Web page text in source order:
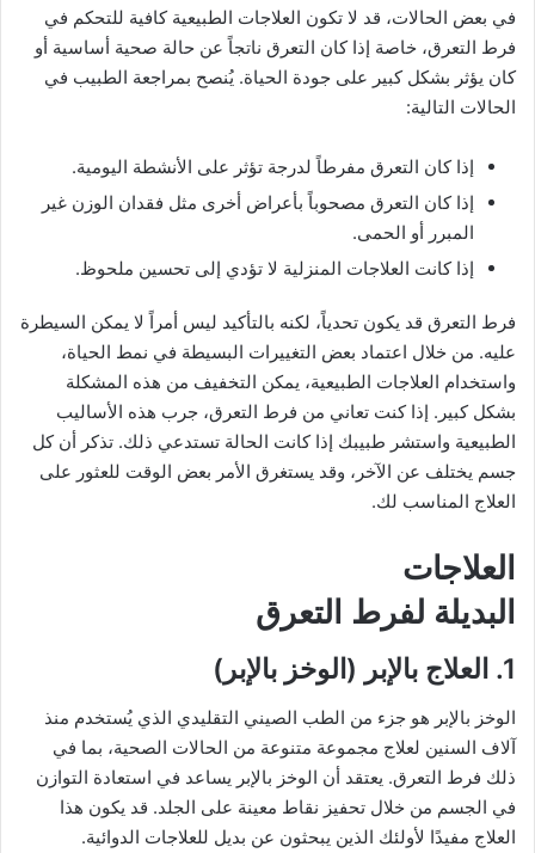
في بعض الحالات، قد لا تكون العلاجات الطبيعية كافية للتحكم في
فرط التعرق، خاصة إذا كان التعرق ناتجاً عن حالة صحية أساسية أو
كان يؤثر بشكل كبير على جودة الحياة. يُنصح بمراجعة الطبيب في
الحالات التالية:
إذا كان التعرق مفرطاً لدرجة تؤثر على الأنشطة اليومية.
إذا كان التعرق مصحوباً بأعراض أخرى مثل فقدان الوزن غير
المبرر أو الحمى.
إذا كانت العلاجات المنزلية لا تؤدي إلى تحسين ملحوظ.
فرط التعرق قد يكون تحدياً، لكنه بالتأكيد ليس أمراً لا يمكن السيطرة
عليه. من خلال اعتماد بعض التغييرات البسيطة في نمط الحياة،
واستخدام العلاجات الطبيعية، يمكن التخفيف من هذه المشكلة
بشكل كبير. إذا كنت تعاني من فرط التعرق، جرب هذه الأساليب
الطبيعية واستشر طبيبك إذا كانت الحالة تستدعي ذلك. تذكر أن كل
جسم يختلف عن الآخر، وقد يستغرق الأمر بعض الوقت للعثور على
العلاج المناسب لك.
العلاجات
البديلة لفرط التعرق
1. العلاج بالإبر (الوخز بالإبر)
الوخز بالإبر هو جزء من الطب الصيني التقليدي الذي يُستخدم منذ
آلاف السنين لعلاج مجموعة متنوعة من الحالات الصحية، بما في
ذلك فرط التعرق. يعتقد أن الوخز بالإبر يساعد في استعادة التوازن
في الجسم من خلال تحفيز نقاط معينة على الجلد. قد يكون هذا
العلاج مفيدًا لأولئك الذين يبحثون عن بديل للعلاجات الدوائية.